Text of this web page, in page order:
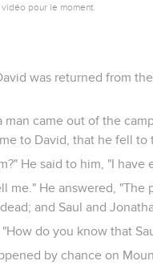
pour le moment.
was returned from
came out of the
to David, that he fell to
He said to him, "I have
me." He answered,
and Saul and
do you know that
by chance on